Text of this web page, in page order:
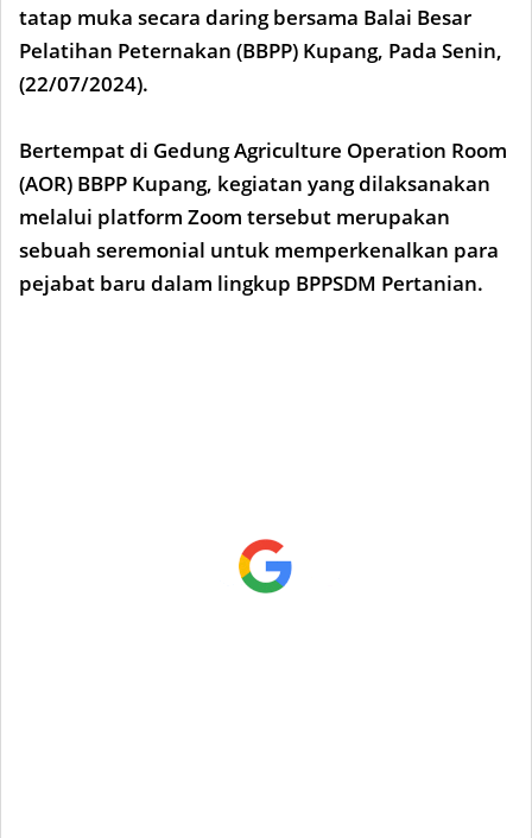
tatap muka secara daring bersama Balai Besar
Pelatihan Peternakan (BBPP) Kupang, Pada Senin,
(22/07/2024).
Bertempat di Gedung Agriculture Operation Room
(AOR) BBPP Kupang, kegiatan yang dilaksanakan
melalui platform Zoom tersebut merupakan
sebuah seremonial untuk memperkenalkan para
pejabat baru dalam lingkup BPPSDM Pertanian.